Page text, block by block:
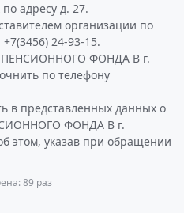
адресу д. 27.
организации по
24-93-15.
ФОНДА В г.
по телефону
в представленных данных о
ФОНДА В г.
этом, указав при обращении
89 раз